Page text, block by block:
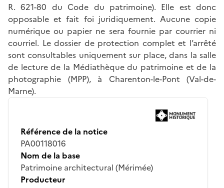
R. 621-80 du Code du patrimoine). Elle est donc
opposable et fait foi juridiquement. Aucune copie
numérique ou papier ne sera fournie par courrier ni
courriel. Le dossier de protection complet et l’arrêté
sont consultables uniquement sur place, dans la salle
de lecture de la Médiathèque du patrimoine et de la
photographie (MPP), à Charenton-le-Pont (Val-de-
Marne).
Référence de la notice
PA00118016
Nom de la base
Patrimoine architectural (Mérimée)
Producteur